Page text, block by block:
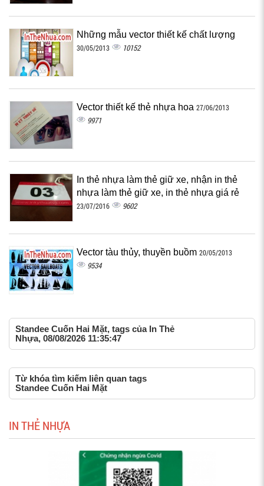
Những mẫu vector thiết kế chất lượng
30/05/2013 10152
Vector thiết kế thẻ nhựa hoa 27/06/2013
9971
In thẻ nhựa làm thẻ giữ xe, nhận in thẻ
nhựa làm thẻ giữ xe, in thẻ nhựa giá rẻ
23/07/2016 9602
Vector tàu thủy, thuyền buồm 20/05/2013
9534
Standee Cuốn Hai Mặt, tags của In Thẻ
Nhựa, 08/08/2026 11:35:47
Từ khóa tìm kiếm liên quan tags
Standee Cuốn Hai Mặt
IN THẺ NHỰA